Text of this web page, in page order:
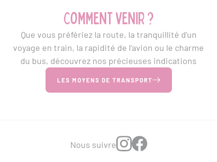
Comment venir ?
Que vous préfériez la route, la tranquillité d'un
voyage en train, la rapidité de l'avion ou le charme
du bus, découvrez nos précieuses indications
LES MOYENS DE TRANSPORT
Nous suivre